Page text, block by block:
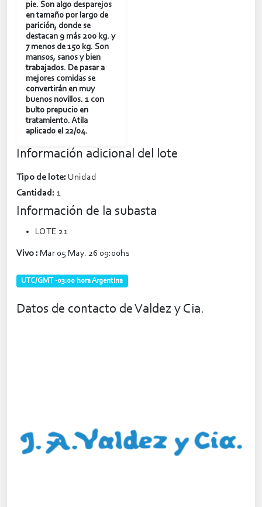
pie. Son algo desparejos
en tamaño por largo de
parición, donde se
destacan 9 más 200 kg. y
7 menos de 150 kg. Son
mansos, sanos y bien
trabajados. De pasar a
mejores comidas se
convertirán en muy
buenos novillos. 1 con
bulto prepucio en
tratamiento. Atila
aplicado el 22/04.
Información adicional del lote
Tipo de lote: Unidad
Cantidad: 1
Información de la subasta
LOTE 21
Vivo : Mar 05 May. 26 09:00hs
UTC/GMT -03:00 hora Argentina
Datos de contacto de Valdez y Cia.